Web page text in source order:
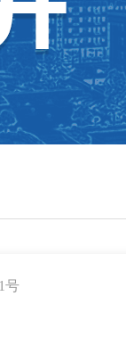
号